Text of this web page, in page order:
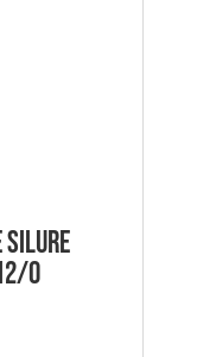
Silure
0